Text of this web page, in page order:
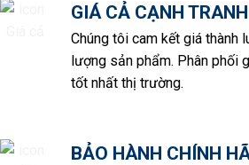
GIÁ CẢ CẠNH TRANH
Chúng tôi cam kết giá thành
lượng sản phẩm. Phân phối
tốt nhất thị trường.
BẢO HÀNH CHÍNH